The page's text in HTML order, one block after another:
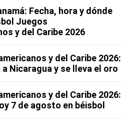
Fecha, hora y dónde
Juegos
y del Caribe 2026
y del Caribe 2026:
a Nicaragua y se lleva el oro
y del Caribe 2026:
7 de agosto en béisbol